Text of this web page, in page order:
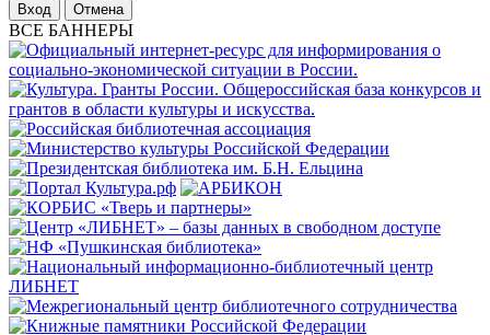
Отмена
ВСЕ БАННЕРЫ